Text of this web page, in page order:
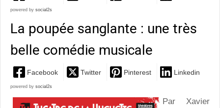
powered by social2s
La poupée sanglante : une très
belle comédie musicale
Facebook Twitter Pinterest Linkedin
powered by social2s
Par Xavier